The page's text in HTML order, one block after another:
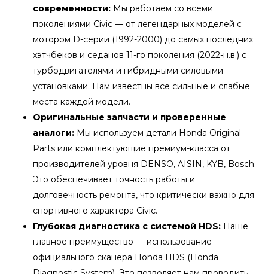
современности: Мы работаем со всеми
поколениями Civic — от легендарных моделей с
мотором D-серии (1992-2000) до самых последних
хэтчбеков и седанов 11-го поколения (2022-н.в.) с
турбодвигателями и гибридными силовыми
установками. Нам известны все сильные и слабые
места каждой модели.
Оригинальные запчасти и проверенные
аналоги: Мы используем детали Honda Original
Parts или комплектующие премиум-класса от
производителей уровня DENSO, AISIN, KYB, Bosch.
Это обеспечивает точность работы и
долговечность ремонта, что критически важно для
спортивного характера Civic.
Глубокая диагностика с системой HDS: Наше
главное преимущество — использование
официального сканера Honda HDS (Honda